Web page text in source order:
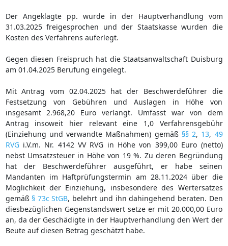
Der Angeklagte pp. wurde in der Hauptverhandlung vom
31.03.2025 freigesprochen und der Staatskasse wurden die
Kosten des Verfahrens auferlegt.
Gegen diesen Freispruch hat die Staatsanwaltschaft Duisburg
am 01.04.2025 Berufung eingelegt.
Mit Antrag vom 02.04.2025 hat der Beschwerdeführer die
Festsetzung von Gebühren und Auslagen in Höhe von
insgesamt 2.968,20 Euro verlangt. Umfasst war von dem
Antrag insoweit hier relevant eine 1,0 Verfahrensgebühr
(Einziehung und verwandte Maßnahmen) gemäß §§ 2, 13, 49
RVGi.V.m. Nr. 4142 VV RVG in Höhe von 399,00 Euro (netto)
nebst Umsatzsteuer in Höhe von 19 %. Zu deren Begründung
hat der Beschwerdeführer ausgeführt, er habe seinen
Mandanten im Haftprüfungstermin am 28.11.2024 über die
Möglichkeit der Einziehung, insbesondere des Wertersatzes
gemäß § 73c StGB, belehrt und ihn dahingehend beraten. Den
diesbezüglichen Gegenstandswert setze er mit 20.000,00 Euro
an, da der Geschädigte in der Hauptverhandlung den Wert der
Beute auf diesen Betrag geschätzt habe.